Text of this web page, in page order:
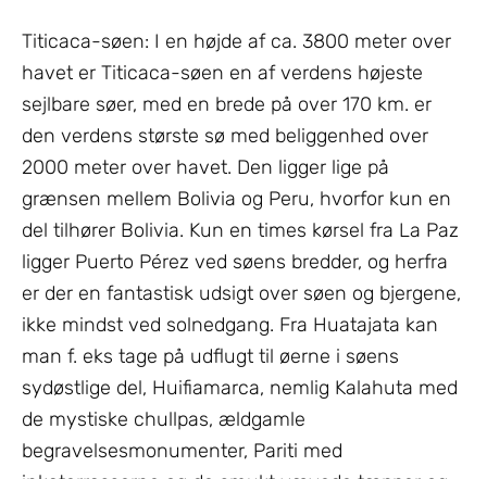
Titicaca-søen: I en højde af ca. 3800 meter over
havet er Titicaca-søen en af verdens højeste
sejlbare søer, med en brede på over 170 km. er
den verdens største sø med beliggenhed over
2000 meter over havet. Den ligger lige på
grænsen mellem Bolivia og Peru, hvorfor kun en
del tilhører Bolivia. Kun en times kørsel fra La Paz
ligger Puerto Pérez ved søens bredder, og herfra
er der en fantastisk udsigt over søen og bjergene,
ikke mindst ved solnedgang. Fra Huatajata kan
man f. eks tage på udflugt til øerne i søens
sydøstlige del, Huifiamarca, nemlig Kalahuta med
de mystiske chullpas, ældgamle
begravelsesmonumenter, Pariti med